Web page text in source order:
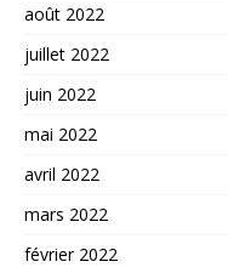
août 2022
juillet 2022
juin 2022
mai 2022
avril 2022
mars 2022
février 2022